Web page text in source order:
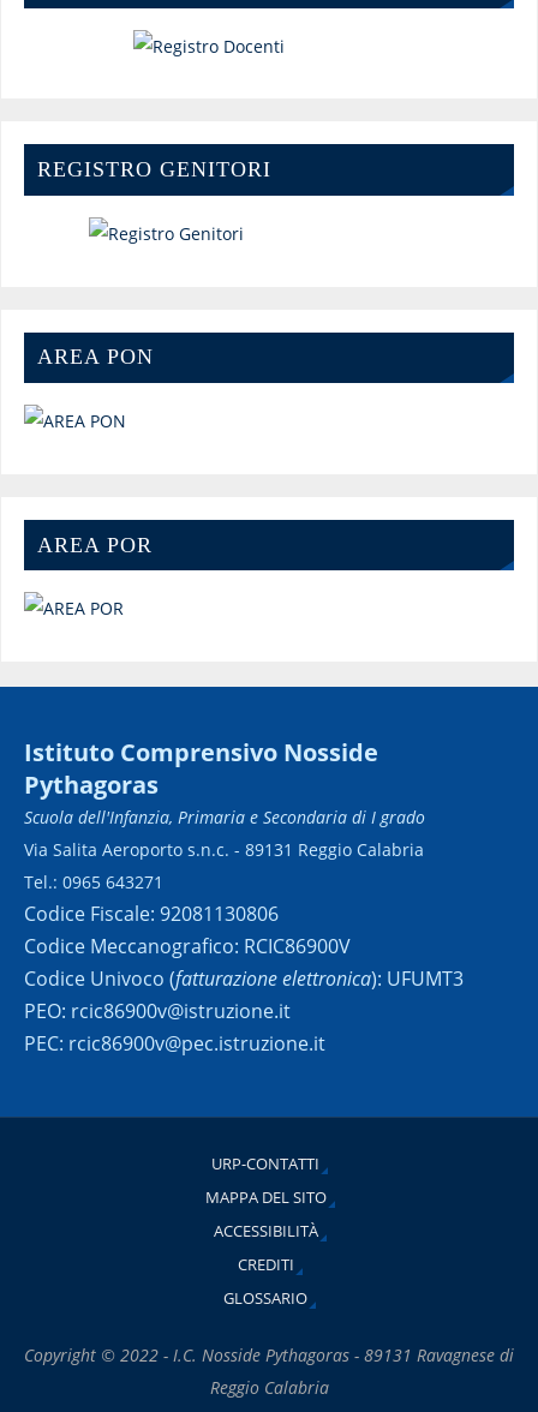
REGISTRO GENITORI
AREA PON
AREA POR
Istituto Comprensivo Nosside
Pythagoras
Scuola dell'Infanzia, Primaria e Secondaria di I grado
Via Salita Aeroporto s.n.c. - 89131 Reggio Calabria
Tel.: 0965 643271
Codice Fiscale: 92081130806
Codice Meccanografico: RCIC86900V
Codice Univoco (fatturazione elettronica): UFUMT3
PEO: rcic86900v@istruzione.it
PEC: rcic86900v@pec.istruzione.it
URP-CONTATTI
MAPPA DEL SITO
ACCESSIBILITÀ
CREDITI
GLOSSARIO
Copyright © 2022 - I.C. Nosside Pythagoras - 89131 Ravagnese di
Reggio Calabria